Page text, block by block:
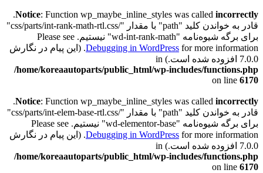
Notice: Function wp_maybe_inline_styles was called incorrectly
.
قادر به خواندن کلید "path" با مقدار "/css/parts/int-rank-math-rtl.css"
برای برگه شیوه‌نامه "wd-int-rank-math" نیستیم. Please see
Debugging in WordPressfor more information. (این پیام در نگارش
7.0.0 افزوده شده است.) in
/home/koreaautoparts/public_html/wp-includes/functions.php
on line 6170
Notice: Function wp_maybe_inline_styles was called incorrectly
.
قادر به خواندن کلید "path" با مقدار "/css/parts/int-elem-base-rtl.css"
برای برگه شیوه‌نامه "wd-elementor-base" نیستیم. Please see
Debugging in WordPressfor more information. (این پیام در نگارش
7.0.0 افزوده شده است.) in
/home/koreaautoparts/public_html/wp-includes/functions.php
on line 6170